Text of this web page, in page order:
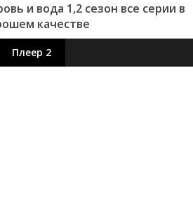
и вода 1,2 сезон все серии в
качестве
Плеер 2